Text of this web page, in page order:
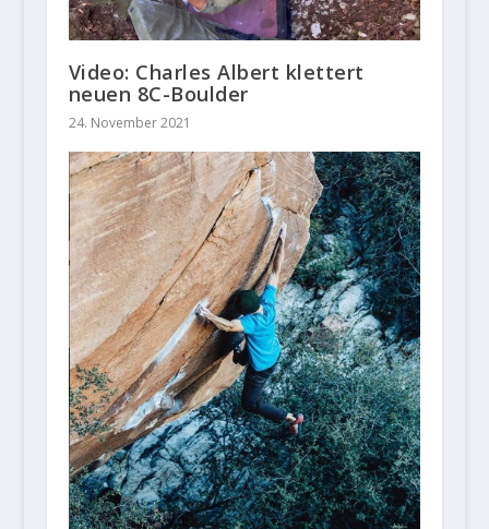
Video: Charles Albert klettert
neuen 8C-Boulder
24. November 2021